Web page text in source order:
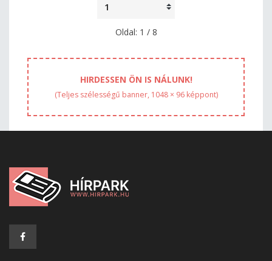
Oldal: 1 / 8
HIRDESSEN ÖN IS NÁLUNK!
(Teljes szélességű banner, 1048 × 96 képpont)